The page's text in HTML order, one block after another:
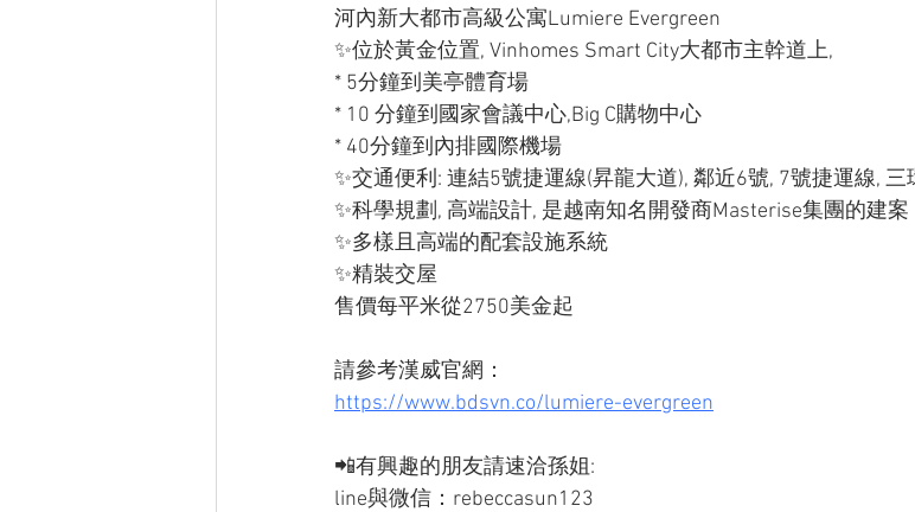
河內新大都市高級公寓Lumiere Evergreen
✨位於黃金位置, Vinhomes Smart City大都市主幹道上,
* 5分鐘到美亭體育場
* 10 分鐘到國家會議中心,Big C購物中心
* 40分鐘到內排國際機場
✨交通便利: 連結5號捷運線(昇龍大道), 鄰近6號, 7號捷運線, 三
✨科學規劃, 高端設計, 是越南知名開發商Masterise集團的建案
✨多樣且高端的配套設施系統
✨精裝交屋
售價每平米從2750美金起
請參考漢威官網：
https://www.bdsvn.co/lumiere-evergreen
📲有興趣的朋友請速洽孫姐:
line與微信：rebeccasun123